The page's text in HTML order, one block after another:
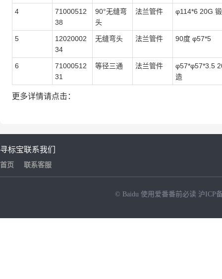
4
71000512
38
90°无缝弯
头
法兰管件 φ114*6 20G
5
12020002
34
无缝弯头 法兰管件 90度 φ57*5
6
71000512
31
等径三通 法兰管件
φ57*φ57*3.5
造
更多详情请点击：
寻标宝
首页
联系我们
联系客服
© Baidu 使用爱番番前必读 沪ICP